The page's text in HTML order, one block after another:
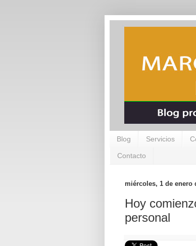
Blog Servicios
Contacto
miércoles, 1 de enero
Hoy
personal